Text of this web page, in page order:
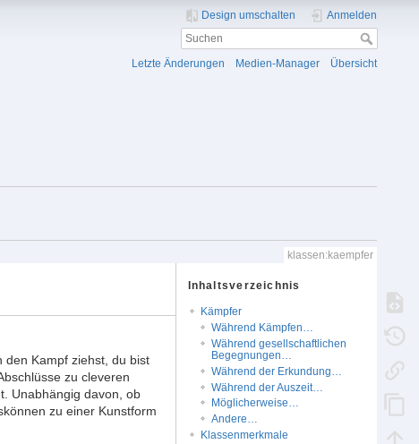
Design umschalten Anmelden
Letzte Änderungen Medien-Manager Übersicht
klassen:kaempfer
Inhaltsverzeichnis
Kämpfer
Während Kämpfen…
Während gesellschaftlichen
Begegnungen…
Während der Erkundung…
Während der Auszeit…
Möglicherweise…
Andere…
Klassenmerkmale
den Kampf ziehst, du bist
zu cleveren
Unabhängig davon, ob
zu einer Kunstform